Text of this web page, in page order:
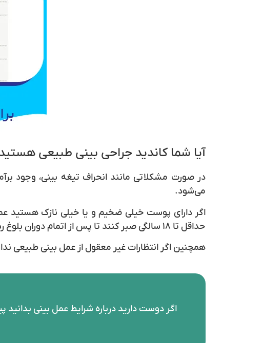
آیا شما کاندید جراحی بینی طبیعی
در صورت مشکلاتی مانند انحراف تیغه بینی، وجود
می‌شود.
حداقل تا ۱۸ سالگی صبر کنند تا پس از اتمام دوران بلوغ رشد بینی متوقف شده باشد.
همچنین اگر انتظارات غیر معقول از عمل بینی طبیعی
اگر دوست دارید درباره شرایط عمل بینی بدانید